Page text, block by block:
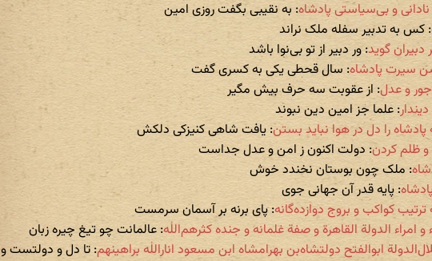
: به نقیبی بگفت روزی امین
: کس به تدبیر سفله ملک نراند
: ور دبیر از تو بی‌نوا باشد
: سال قحطی یکی به کسری گفت
: از عقوبت سه حرف بیش مگیر
: علما جز امین دین نبوند
: یافت شاهی کنیزکی دلکش
: دولت اکنون ز امن و عدل جداست
: ملک چون بوستان نخندد خوش
: پایه قدر آن جهانی جوی
: پای برنه بر آسمان سرمست
: عالمانت چو تیغ چیره زبان
: تا دل و دولتست و